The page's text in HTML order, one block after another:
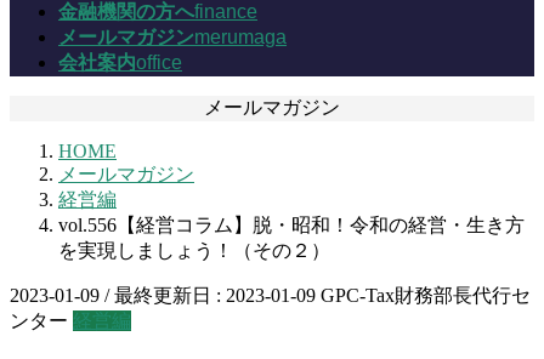
金融機関の方へfinance
メールマガジンmerumaga
会社案内office
メールマガジン
HOME
メールマガジン
経営編
vol.556【経営コラム】脱・昭和！令和の経営・生き方
を実現しましょう！（その２）
2023-01-09 / 最終更新日 : 2023-01-09 GPC-Tax財務部長代行セ
ンター 経営編